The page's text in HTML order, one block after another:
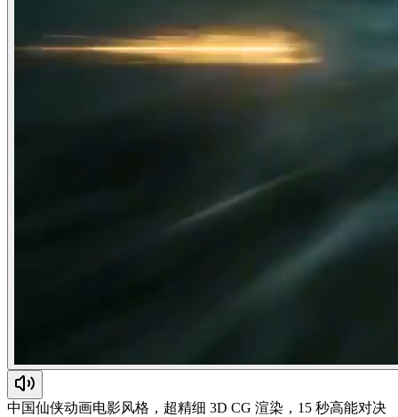
中国仙侠动画电影风格，超精细 3D CG 渲染，15 秒高能对决